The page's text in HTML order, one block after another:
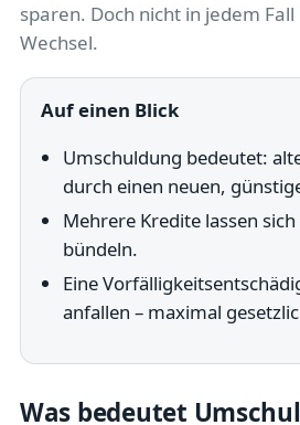
Baufinanzierung
sparen. Doch nicht in jedem
Wechsel.
Auf einen Blick
Umschuldung bedeutet:
durch einen neuen,
Mehrere Kredite lassen
bündeln.
Eine
anfallen – maximal
Was bedeutet